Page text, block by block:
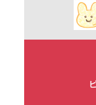
ペット